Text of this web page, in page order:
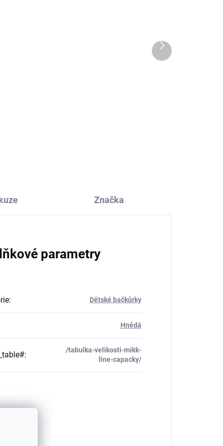
Další
produkt
Značka
parametry
: Dětské bačkůrky
Hnědá
:
/tabulka-velikosti-mikk-
line-capacky/